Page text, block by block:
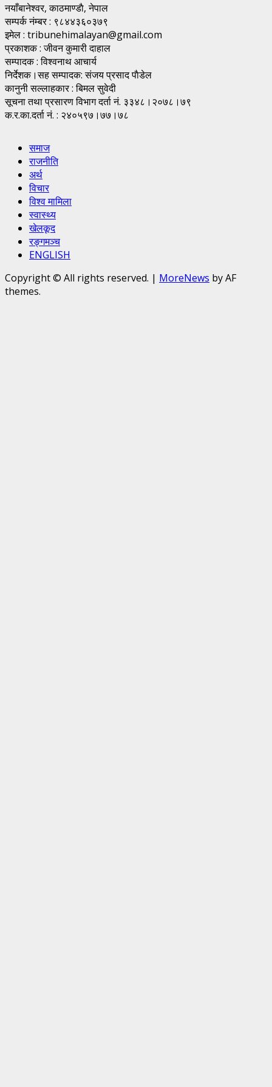
नयाँबानेश्वर, काठमाण्डाै, नेपाल
सम्पर्क नंम्बर : ९८४४३६०३७९
इमेल : tribunehimalayan@gmail.com
प्रकाशक : जीवन कुमारी दाहाल
सम्पादक : विश्वनाथ आचार्य
निर्देशक।सह सम्पादक: संजय प्रसाद पाैडेल
कानुनी सल्लाहकार : बिमल सुवेदी
सूचना तथा प्रसारण विभाग दर्ता नं. ३३४८।२०७८।७९
क.र.का.दर्ता नं. : २४०५९७।७७।७८
समाज
राजनीति
अर्थ
विचार
विश्व मामिला
स्वास्थ्य
खेलकूद
रङ्गमञ्च
ENGLISH
Copyright © All rights reserved. | MoreNews by AF
themes.